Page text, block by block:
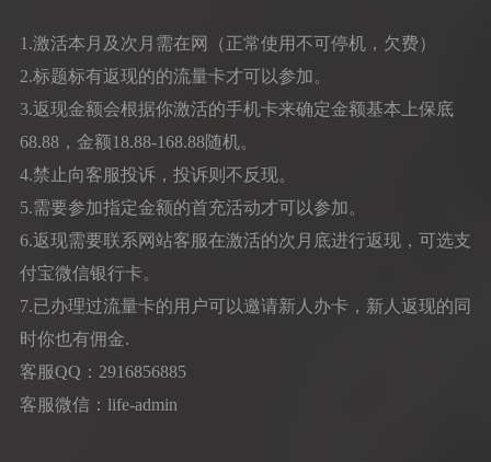
1.激活本月及次月需在网（正常使用不可停机，欠费）
2.标题标有返现的的流量卡才可以参加。
3.返现金额会根据你激活的手机卡来确定金额基本上保底
68.88，金额18.88-168.88随机。
4.禁止向客服投诉，投诉则不反现。
5.需要参加指定金额的首充活动才可以参加。
6.返现需要联系网站客服在激活的次月底进行返现，可选支
付宝微信银行卡。
7.已办理过流量卡的用户可以邀请新人办卡，新人返现的同
时你也有佣金.
客服QQ：2916856885
客服微信：life-admin